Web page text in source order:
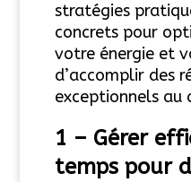
stratégies
concrets pour
votre énergie et
d’accomplir des
exceptionnels au
1 – Gérer
temps pour